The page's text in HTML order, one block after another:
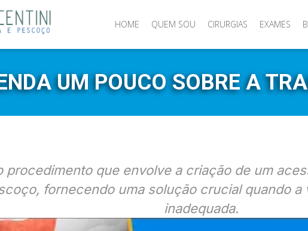
HOME QUEM SOU CIRURGIAS EXAMES
UM POUCO SOBRE A
procedimento que envolve a criação de um
fornecendo uma solução crucial quando a
inadequada.